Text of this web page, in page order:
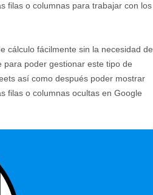
filas o columnas para trabajar con los
cálculo fácilmente sin la necesidad de
poder gestionar este tipo de
así como después poder mostrar
filas o columnas ocultas en Google